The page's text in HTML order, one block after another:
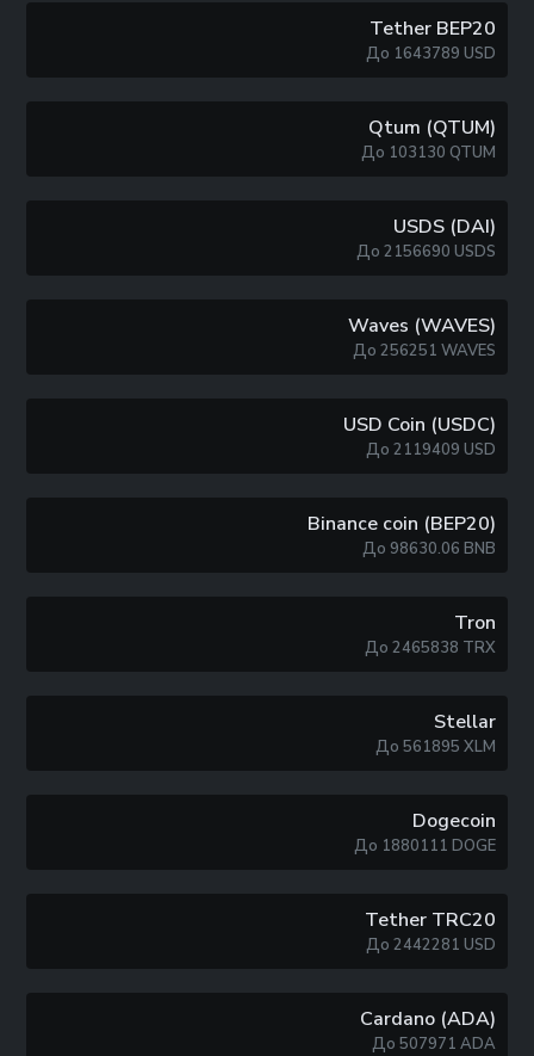
Tether BEP20
До 1643789 USD
Qtum (QTUM)
До 103130 QTUM
USDS (DAI)
До 2156690 USDS
Waves (WAVES)
До 256251 WAVES
USD Coin (USDC)
До 2119409 USD
Binance coin (BEP20)
До 98630.06 BNB
Tron
До 2465838 TRX
Stellar
До 561895 XLM
Dogecoin
До 1880111 DOGE
Tether TRC20
До 2442281 USD
Cardano (ADA)
До 507971 ADA